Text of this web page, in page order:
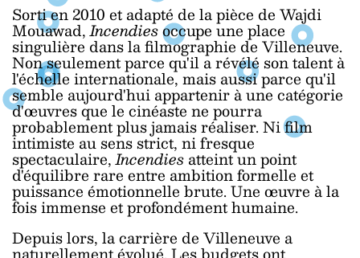
Sorti en 2010 et adapté de la pièce de Wajdi
Mouawad,Incendiesoccupe une place
singulière dans la filmographie de Villeneuve.
Non seulement parce qu'il a révélé son talent à
l'échelle internationale, mais aussi parce qu'il
semble aujourd'hui appartenir à une catégorie
d'œuvres que le cinéaste ne pourra
probablement plus jamais réaliser. Ni film
intimiste au sens strict, ni fresque
spectaculaire,Incendiesatteint un point
d'équilibre rare entre ambition formelle et
puissance émotionnelle brute. Une œuvre à la
fois immense et profondément humaine.
Depuis lors, la carrière de Villeneuve a